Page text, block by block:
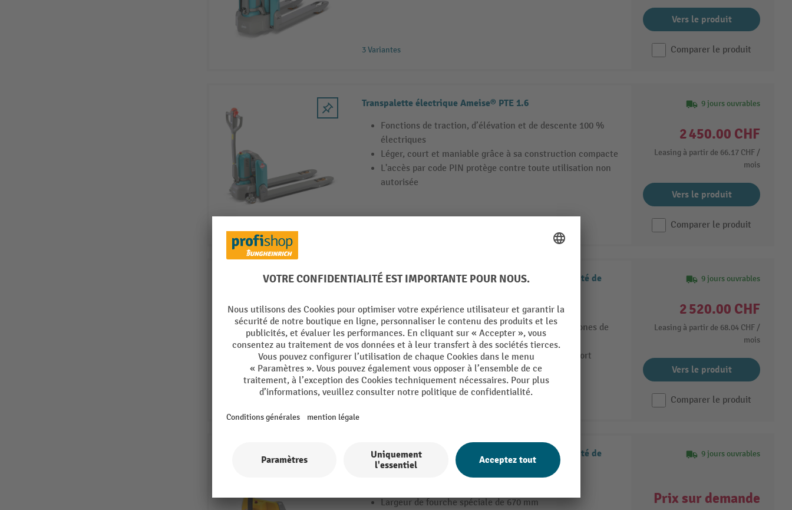
3 Variantes
Vers le produit
Comparer le produit
Transpalette électrique Ameise® PTE 1.6
Fonctions de traction, d’élévation et de descente 100 %
électriques
Léger, court et maniable grâce à sa construction compacte
L'accès par code PIN protège contre toute utilisation non
autorisée
9 jours ouvrables
2 450.00 CHF
Leasing à partir de 66.17 CHF /
mois
Vers le produit
Comparer le produit
Transpalette électrique Jungheinrich AME 15, capacité de
Capacité de charge de 1 500 kg
Particulièrement maniable et compact pour les zones de
travail étroites
Construction en acier robuste avec roues de support
protégées
9 jours ouvrables
2 520.00 CHF
Leasing à partir de 68.04 CHF /
mois
Vers le produit
Comparer le produit
Transpalette électrique Jungheinrich AME 15, capacité de
charge 1 500 kg, largeur de fourche spéciale
Largeur de fourche spéciale de 670 mm
9 jours ouvrables
Prix sur demande